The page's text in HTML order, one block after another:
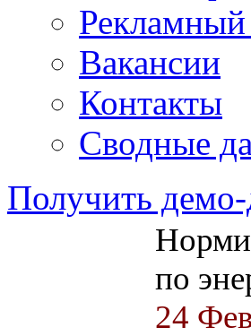
Рекламный
Вакансии
Контакты
Сводные
Получить
по
24